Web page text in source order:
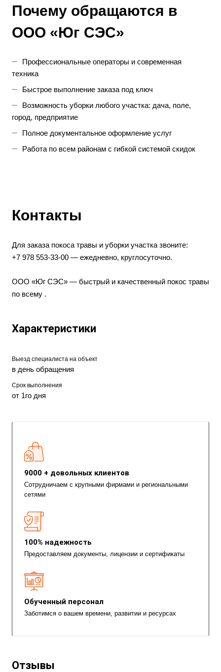
Почему обращаются в
ООО «Юг СЭС»
Профессиональные операторы и современная
техника
Быстрое выполнение заказа под ключ
Возможность уборки любого участка: дача, поле,
город, предприятие
Полное документальное оформление услуг
Работа по всем районам с гибкой системой скидок
Контакты
Для заказа покоса травы и уборки участка звоните:
+7 978 553‑33‑00 — ежедневно, круглосуточно.
ООО «Юг СЭС» — быстрый и качественный покос травы
по всему .
Характеристики
Выезд специалиста на объект
в день обращения
Срок выполнения
от 1го дня
9000 + довольных клиентов
Сотрудничаем с крупными фирмами и региональными
сетями
100% надежность
Предоставляем документы, лицензии и сертификаты
Обученный персонал
Заботимся о вашем времени, развитии и ресурсах
Отзывы